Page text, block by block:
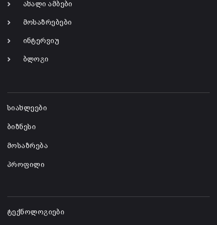
ახალი ამბები
მოსაზრებები
ინტერვიუ
ბლოგი
სიახლეები
ბიზნესი
მოსაზრება
პროფილი
ტექნოლოგიები